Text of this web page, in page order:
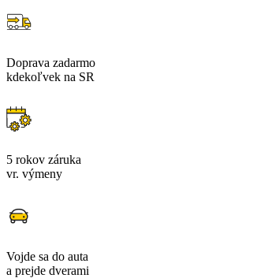
Doprava zadarmo
kdekoľvek na SR
5 rokov záruka
vr. výmeny
Vojde sa do auta
a prejde dverami